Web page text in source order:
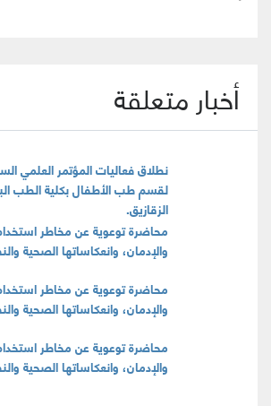
أخبار متعلقة
نطلاق فعاليات المؤتمر العلمي
لقسم طب الأطفال بكلية الطب
الزقازيق.
محاضرة توعوية عن مخاطر
والإدمان، وانعكاساتها الصحية
محاضرة توعوية عن مخاطر
والإدمان، وانعكاساتها الصحية
محاضرة توعوية عن مخاطر
والإدمان، وانعكاساتها الصحية